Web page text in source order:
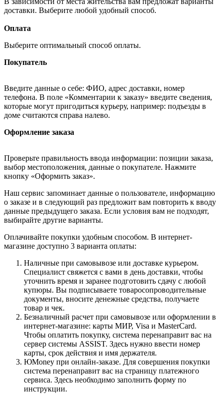
доставки. Выберите любой удобный способ.
Оплата
Выберите оптимальный способ оплаты.
Покупатель
Введите данные о себе: ФИО, адрес доставки, номер
телефона. В поле «Комментарии к заказу» введите сведения,
которые могут пригодиться курьеру, например: подъезды в
доме считаются справа налево.
Оформление заказа
Проверьте правильность ввода информации: позиции заказа,
выбор местоположения, данные о покупателе. Нажмите
кнопку «Оформить заказ».
Наш сервис запоминает данные о пользователе, информацию
о заказе и в следующий раз предложит вам повторить к вводу
данные предыдущего заказа. Если условия вам не подходят,
выбирайте другие варианты.
Оплачивайте покупки удобным способом. В интернет-
магазине доступно 3 варианта оплаты:
Наличные при самовывозе или доставке курьером.
Специалист свяжется с вами в день доставки, чтобы
уточнить время и заранее подготовить сдачу с любой
купюры. Вы подписываете товаросопроводительные
документы, вносите денежные средства, получаете
товар и чек.
Безналичный расчет при самовывозе или оформлении в
интернет-магазине: карты МИР, Visa и MasterCard.
Чтобы оплатить покупку, система перенаправит вас на
сервер системы ASSIST. Здесь нужно ввести номер
карты, срок действия и имя держателя.
ЮMoney при онлайн-заказе. Для совершения покупки
система перенаправит вас на страницу платежного
сервиса. Здесь необходимо заполнить форму по
инструкции.